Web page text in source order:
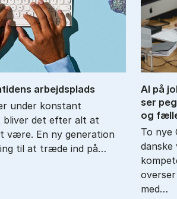
ar­bejds­plads
under konstant
bliver det efter alt at
være. En ny generation
til at træde ind på…
AI på
ser
og
To nye
danske
med…